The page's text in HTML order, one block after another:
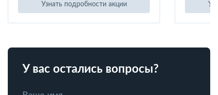
Узнать подробности акции
У вас остались вопросы?